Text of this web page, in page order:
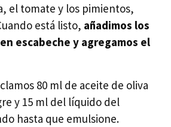
el tomate y los pimientos,
está listo, añadimos los
escabeche y agregamos el
80 ml de aceite de oliva
y 15 ml del líquido del
hasta que emulsione.